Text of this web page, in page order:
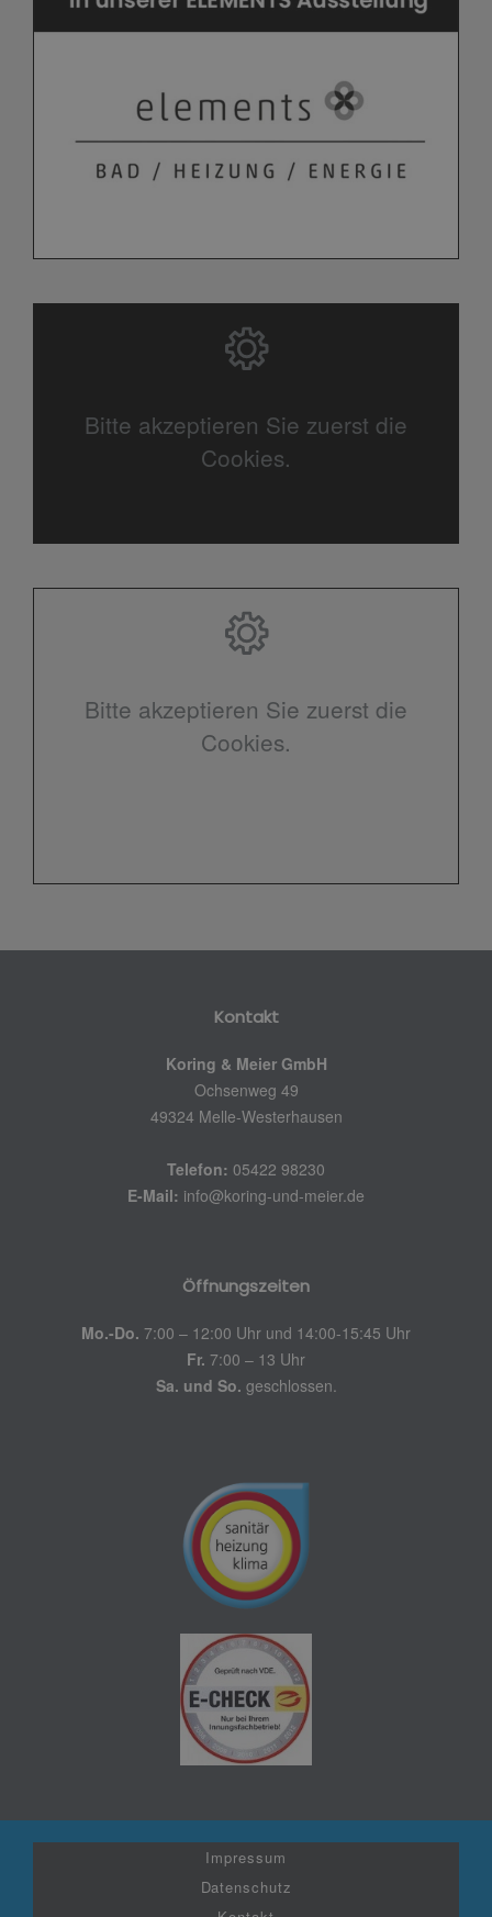
Bitte akzeptieren Sie zuerst die
Cookies.
Bitte akzeptieren Sie zuerst die
Cookies.
Kontakt
Koring & Meier GmbH
Ochsenweg 49
49324 Melle-Westerhausen
Telefon: 05422 98230
E-Mail: info@koring-und-meier.de
Öffnungszeiten
Mo.-Do. 7:00 – 12:00 Uhr und 14:00-15:45 Uhr
Fr. 7:00 – 13 Uhr
Sa. und So. geschlossen.
Impressum
Datenschutz